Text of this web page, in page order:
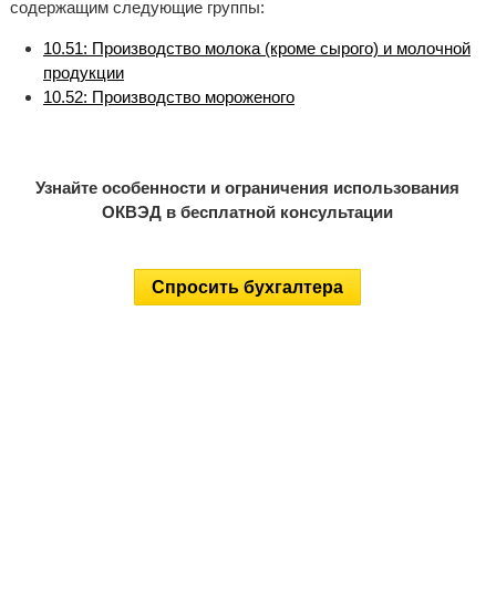
содержащим следующие группы:
10.51: Производство молока (кроме сырого) и молочной
продукции
10.52: Производство мороженого
Узнайте особенности и ограничения использования
ОКВЭД в бесплатной консультации
Спросить бухгалтера